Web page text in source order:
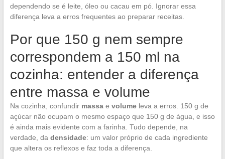
dependendo se é leite, óleo ou cacau em pó. Ignorar essa
diferença leva a erros frequentes ao preparar receitas.
Por que 150 g nem sempre
correspondem a 150 ml na
cozinha: entender a diferença
entre massa e volume
Na cozinha, confundir massae volumeleva a erros. 150 g de
açúcar não ocupam o mesmo espaço que 150 g de água, e isso
é ainda mais evidente com a farinha. Tudo depende, na
verdade, da densidade: um valor próprio de cada ingrediente
que altera os reflexos e faz toda a diferença.